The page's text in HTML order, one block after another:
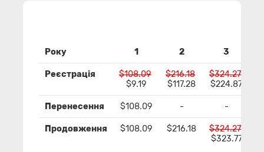
Року 1 2 3
Реєстрація
$108.09
$9.19
$216.18
$117.28
$324.27
$224.87
Перенесення $108.09 - -
Продовження $108.09 $216.18
$324.27
$323.77